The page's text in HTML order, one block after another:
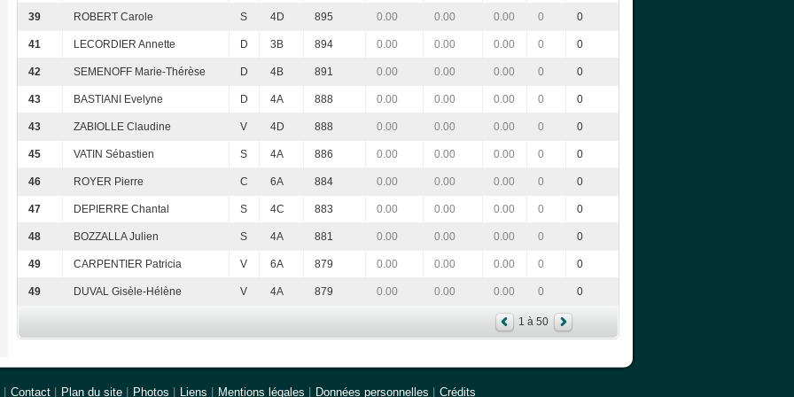
39 ROBERT Carole S 4D 895 0.00 0.00 0.00 0 0
41 LECORDIER Annette D 3B 894 0.00 0.00 0.00 0 0
42 SEMENOFF Marie-Thérèse D 4B 891 0.00 0.00 0.00 0 0
43 BASTIANI Evelyne D 4A 888 0.00 0.00 0.00 0 0
43 ZABIOLLE Claudine V 4D 888 0.00 0.00 0.00 0 0
45 VATIN Sébastien S 4A 886 0.00 0.00 0.00 0 0
46 ROYER Pierre C 6A 884 0.00 0.00 0.00 0 0
47 DEPIERRE Chantal S 4C 883 0.00 0.00 0.00 0 0
48 BOZZALLA Julien S 4A 881 0.00 0.00 0.00 0 0
49 CARPENTIER Patricia V 6A 879 0.00 0.00 0.00 0 0
49 DUVAL Gisèle-Hélène V 4A 879 0.00 0.00 0.00 0 0
1 à 50
Contact Plan du site Photos Liens Mentions légales Données personnelles Crédits